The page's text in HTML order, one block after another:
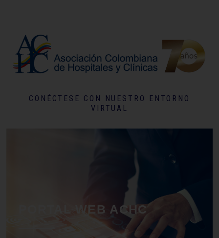
CONÉCTESE CON NUESTRO ENTORNO
VIRTUAL
PORTAL WEB ACHC